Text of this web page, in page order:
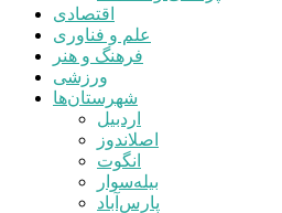
اقتصادی
علم و فناوری
فرهنگ و هنر
ورزشی
شهرستان‌ها
اردبیل
اصلاندوز
انگوت
بیله‌سوار
پارس‌آباد